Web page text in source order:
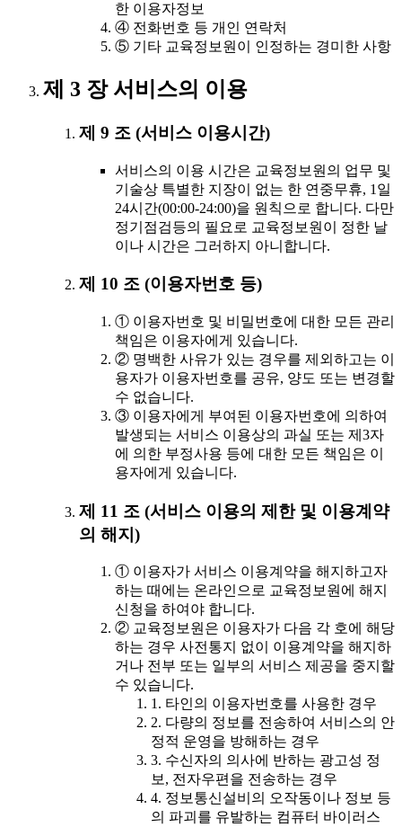
한 이용자정보
④ 전화번호 등 개인 연락처
⑤ 기타 교육정보원이 인정하는 경미한 사항
제 3 장 서비스의 이용
제 9 조 (서비스 이용시간)
서비스의 이용 시간은 교육정보원의 업무 및
기술상 특별한 지장이 없는 한 연중무휴, 1일
24시간(00:00-24:00)을 원칙으로 합니다. 다만
정기점검등의 필요로 교육정보원이 정한 날
이나 시간은 그러하지 아니합니다.
제 10 조 (이용자번호 등)
① 이용자번호 및 비밀번호에 대한 모든 관리
책임은 이용자에게 있습니다.
② 명백한 사유가 있는 경우를 제외하고는 이
용자가 이용자번호를 공유, 양도 또는 변경할
수 없습니다.
③ 이용자에게 부여된 이용자번호에 의하여
발생되는 서비스 이용상의 과실 또는 제3자
에 의한 부정사용 등에 대한 모든 책임은 이
용자에게 있습니다.
제 11 조 (서비스 이용의 제한 및 이용계약
의 해지)
① 이용자가 서비스 이용계약을 해지하고자
하는 때에는 온라인으로 교육정보원에 해지
신청을 하여야 합니다.
② 교육정보원은 이용자가 다음 각 호에 해당
하는 경우 사전통지 없이 이용계약을 해지하
거나 전부 또는 일부의 서비스 제공을 중지할
수 있습니다.
1. 타인의 이용자번호를 사용한 경우
2. 다량의 정보를 전송하여 서비스의 안
정적 운영을 방해하는 경우
3. 수신자의 의사에 반하는 광고성 정
보, 전자우편을 전송하는 경우
4. 정보통신설비의 오작동이나 정보 등
의 파괴를 유발하는 컴퓨터 바이러스